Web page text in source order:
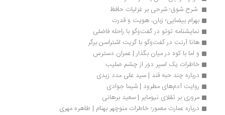
شرح شوق؛ شرحی بر غزلیات حافظ
بهرام بیضایی؛ زبان، هویت و قدرت
نمایشنامه توتو در گفت‌وگو با راحله فاضلی
هانا آرنت در گفت‌وگو با گریت اشتراسن برگر
و اما با کوه در میان بگذار | عمران دسترس
خاطرات یک اسیر دور از چشم صلیب
درباره چند حبه قند | سید علی مدد زیدی
روایت آدم‌های مطرود | شیما جوادی
مروری بر تقلای نیومایر | سعید برهانی
درباره عمارت معمور؛ خاطرات منوچهر بهنام | طاهره مهری